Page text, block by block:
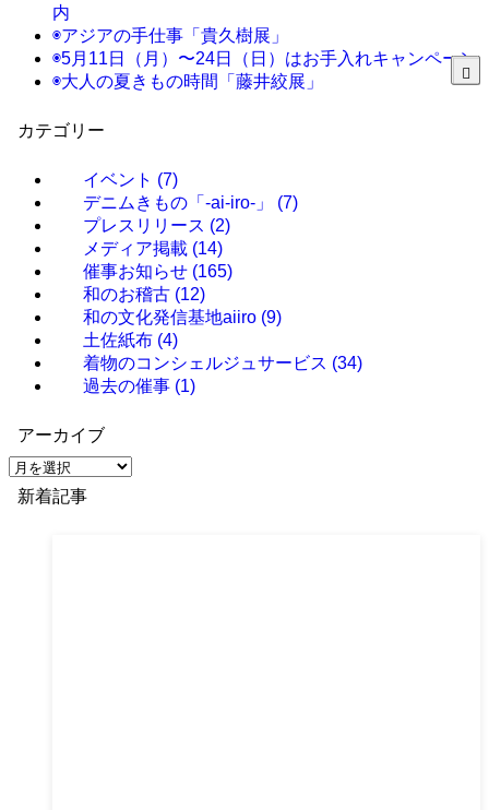
内
◉アジアの手仕事「貴久樹展」
◉5月11日（月）〜24日（日）はお手入れキャンペーン
◉大人の夏きもの時間「藤井絞展」
カテゴリー
イベント (7)
デニムきもの「-ai-iro-」 (7)
プレスリリース (2)
メディア掲載 (14)
催事お知らせ (165)
和のお稽古 (12)
和の文化発信基地aiiro (9)
土佐紙布 (4)
着物のコンシェルジュサービス (34)
過去の催事 (1)
アーカイブ
ア
ー
新着記事